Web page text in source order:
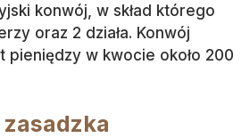
konwój, w skład którego
oraz 2 działa. Konwój
pieniędzy w kwocie około 200